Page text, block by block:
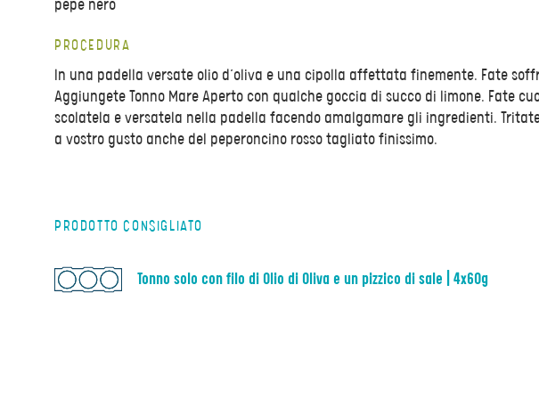
pepe nero
PROCEDURA
In una padella versate olio d’oliva e una cipolla affettata finemente. Fate
Aggiungete Tonno Mare Aperto con qualche goccia di succo di limone. Fate
scolatela e versatela nella padella facendo amalgamare gli ingredienti.
a vostro gusto anche del peperoncino rosso tagliato finissimo.
PRODOTTO CONSIGLIATO
Tonno solo con filo di Olio di Oliva e un pizzico di sale | 4x60g